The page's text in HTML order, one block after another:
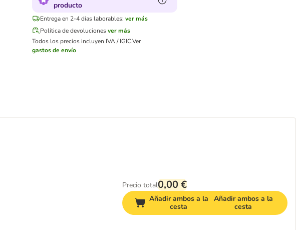
producto
Entrega en 2-4 días laborables: ver más
Política de devoluciones ver más
Todos los precios incluyen IVA / IGIC.Ver
gastos de envío
Precio total0,00 €
Añadir ambos a la
cesta
Añadir ambos a la
cesta